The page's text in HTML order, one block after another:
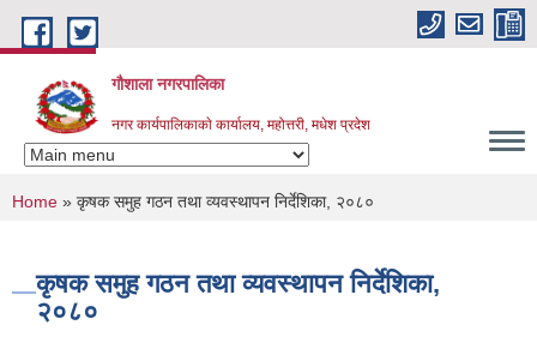
Skip to main content
गौशाला नगरपालिका
नगर कार्यपालिकाकाे कार्यालय, महोत्तरी, मधेश प्रदेश
You are here
Home » कृषक समुह गठन तथा व्यवस्थापन निर्देशिका, २०८०
कृषक समुह गठन तथा व्यवस्थापन निर्देशिका,
२०८०